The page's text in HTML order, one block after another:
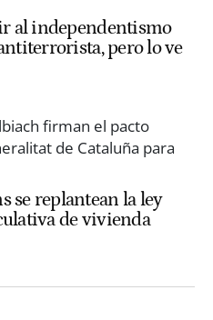
al independentismo
pero lo ve
se replantean la ley
de vivienda